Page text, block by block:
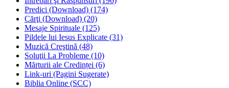
Predici (Download) (174)
Cărţi (Download) (20)
Mesaje Spirituale (125)
Pildele lui Iesus Explicate (31)
Muzică Creştină (48)
Soluţii La Probleme (10)
Mărturii ale Credinței (6)
Link-uri (Pagini Sugerate)
Biblia Online (SCC)